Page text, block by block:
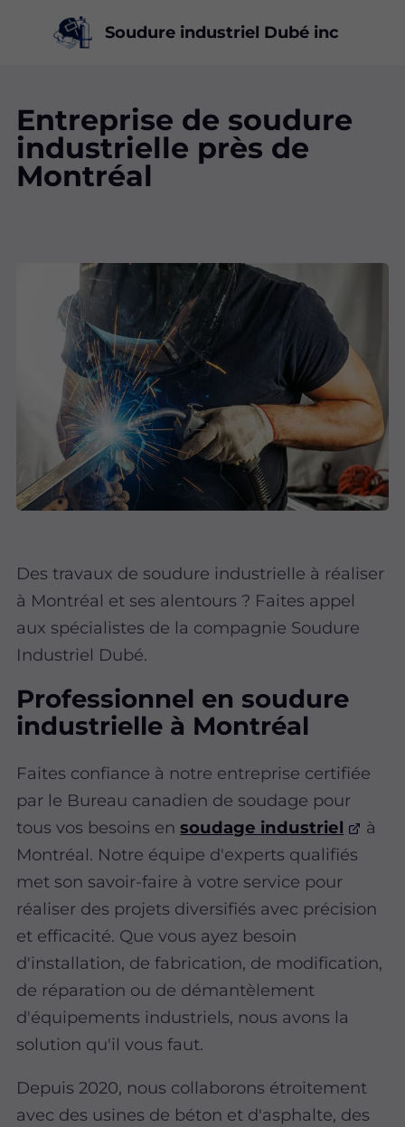
Soudure industriel Dubé inc
Entreprise de soudure
industrielle près de
Montréal
Des travaux de soudure industrielle à réaliser
à Montréal et ses alentours ? Faites appel
aux spécialistes de la compagnie Soudure
Industriel Dubé.
Professionnel en soudure
industrielle à Montréal
Faites confiance à notre entreprise certifiée
par le Bureau canadien de soudage pour
tous vos besoins ensoudage industriel
à
Montréal. Notre équipe d'experts qualifiés
met son savoir-faire à votre service pour
réaliser des projets diversifiés avec précision
et efficacité. Que vous ayez besoin
d'installation, de fabrication, de modification,
de réparation ou de démantèlement
d'équipements industriels, nous avons la
solution qu'il vous faut.
Depuis 2020, nous collaborons étroitement
avec des usines de béton et d'asphalte, des